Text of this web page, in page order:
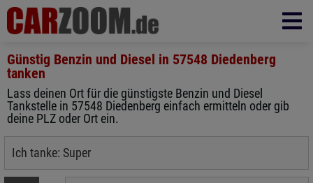
Günstig Benzin und Diesel in 57548 Diedenberg
tanken
Lass deinen Ort für die günstigste Benzin und Diesel
Tankstelle in 57548 Diedenberg einfach ermitteln oder gib
deine PLZ oder Ort ein.